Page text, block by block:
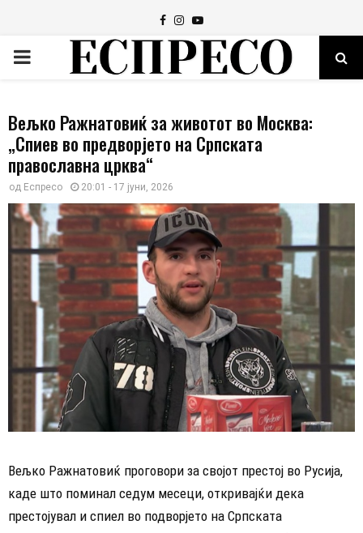
Facebook
Instagram
Youtube
PRIMARY
Вељко Ражнатовиќ за животот во Москва:
„Спиев во предворјето на Српската
православна црква“
од Еспресо 20:01 - 17 јуни, 2026
Вељко Ражнатовиќ проговори за својот престој во Русија,
каде што поминал седум месеци, откривајќи дека
престојувал и спиел во подворјето на Српската